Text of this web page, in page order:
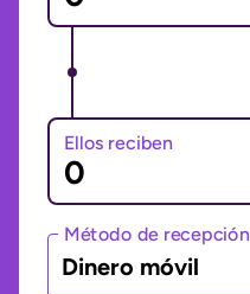
Ellos reciben
Método de recepción
Dinero móvil